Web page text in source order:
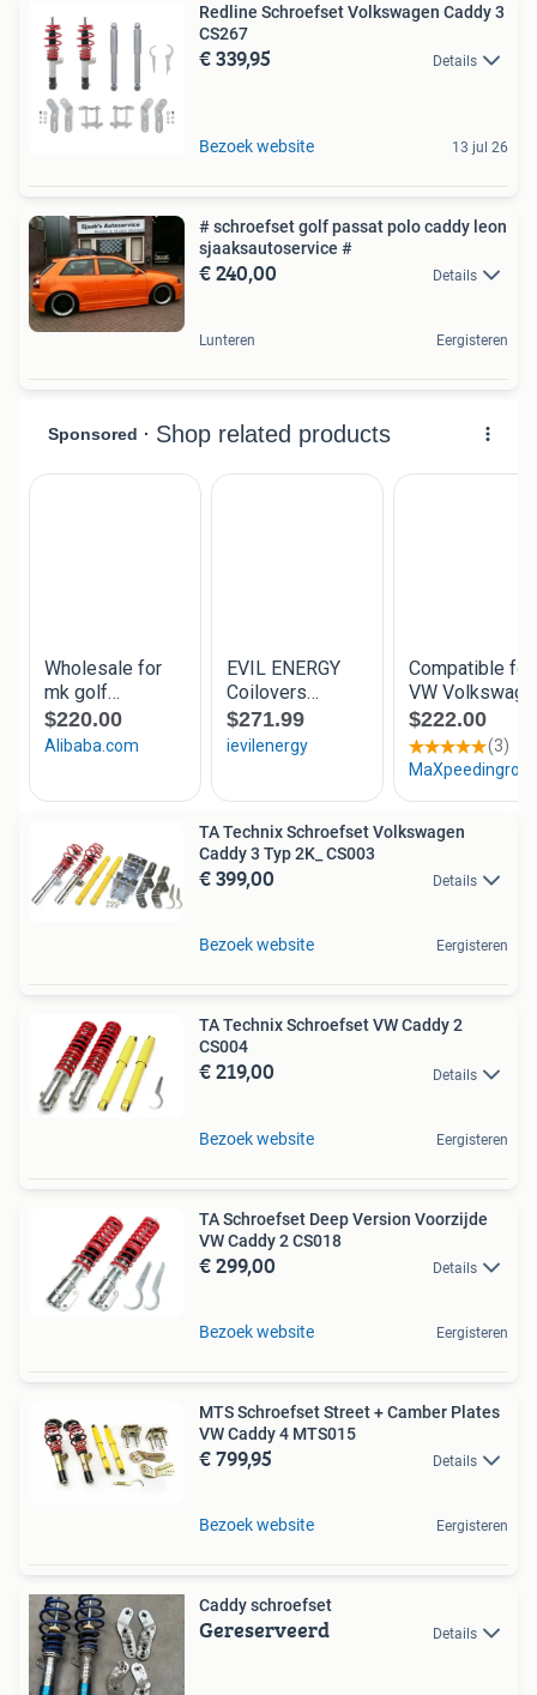
Redline Schroefset Volkswagen Caddy 3
CS267
€ 339,95 Details
Bezoek website 13 jul 26
# schroefset golf passat polo caddy leon
sjaaksautoservice #
€ 240,00 Details
Lunteren Eergisteren
TA Technix Schroefset Volkswagen
Caddy 3 Typ 2K_ CS003
€ 399,00 Details
Bezoek website Eergisteren
TA Technix Schroefset VW Caddy 2
CS004
€ 219,00 Details
Bezoek website Eergisteren
TA Schroefset Deep Version Voorzijde
VW Caddy 2 CS018
€ 299,00 Details
Bezoek website Eergisteren
MTS Schroefset Street + Camber Plates
VW Caddy 4 MTS015
€ 799,95 Details
Bezoek website Eergisteren
Caddy schroefset
Gereserveerd Details